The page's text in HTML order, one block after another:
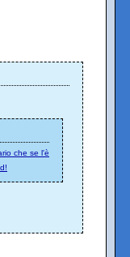
che se l'è